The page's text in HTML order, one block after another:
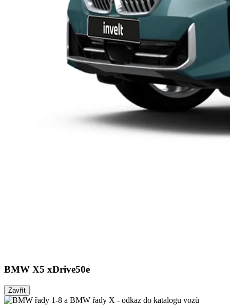
BMW X5 xDrive50e
Zavřít